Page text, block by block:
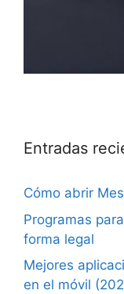
Entradas
Cómo abrir
Programas
forma legal
Mejores
en el móvil